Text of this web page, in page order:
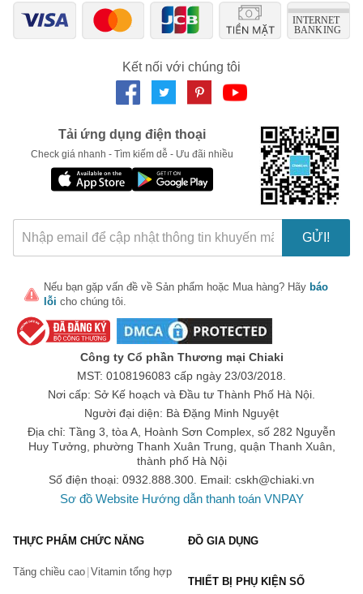
Kết nối với chúng tôi
Tải ứng dụng điện thoại
Check giá nhanh - Tìm kiếm dễ - Ưu đãi nhiều
GỬI!
Nếu bạn gặp vấn đề về Sản phẩm hoặc Mua hàng? Hãy báo
lỗi cho chúng tôi.
Công ty Cổ phần Thương mại Chiaki
MST: 0108196083 cấp ngày 23/03/2018.
Nơi cấp: Sở Kế hoạch và Đầu tư Thành Phố Hà Nội.
Người đại diện: Bà Đặng Minh Nguyệt
Địa chỉ: Tầng 3, tòa A, Hoành Sơn Complex, số 282 Nguyễn
Huy Tưởng, phường Thanh Xuân Trung, quận Thanh Xuân,
thành phố Hà Nội
Số điện thoại: 0932.888.300. Email: cskh@chiaki.vn
Sơ đồ Website Hướng dẫn thanh toán VNPAY
THỰC PHẨM CHỨC NĂNG
Tăng chiều cao Vitamin tổng hợp
ĐỒ GIA DỤNG
THIẾT BỊ PHỤ KIỆN SỐ
Mã Giảm Giá Dành Riêng Cho Bạn
Giảm ngay cho bất kỳ đơn hàng nào.
XXX-XXXX
Số lần áp dụng:
lần
Chỉ áp dụng cho gian hàng:
Ngày hết hạn:
LẤY MÃ NGAY